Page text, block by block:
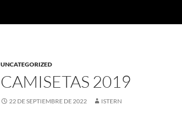
UNCATEGORIZED
CAMISETAS 2019
22 DE SEPTIEMBRE DE 2022 ISTERN